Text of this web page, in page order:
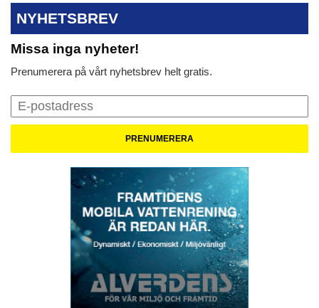
NYHETSBREV
Missa inga nyheter!
Prenumerera på vårt nyhetsbrev helt gratis.